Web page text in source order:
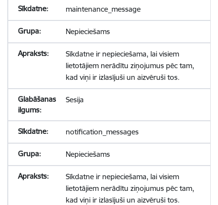
maintenance_message
Nepieciešams
Sīkdatne ir nepieciešama, lai visiem
lietotājiem nerādītu ziņojumus pēc tam,
kad viņi ir izlasījuši un aizvēruši tos.
Sesija
notification_messages
Nepieciešams
Sīkdatne ir nepieciešama, lai visiem
lietotājiem nerādītu ziņojumus pēc tam,
kad viņi ir izlasījuši un aizvēruši tos.